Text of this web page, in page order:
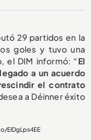
29 partidos en la
goles y tuvo una
el DIM informó: “ El
a un acuerdo
el contrato
a Déinner éxito
ElDgLps4EE